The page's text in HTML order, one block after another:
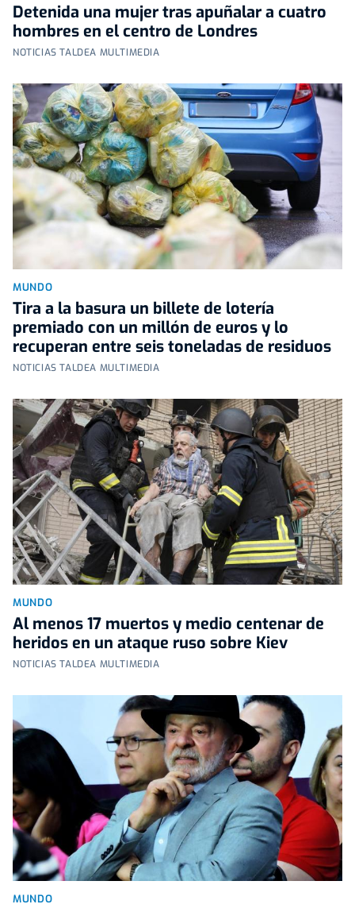
Detenida una mujer tras apuñalar a cuatro
hombres en el centro de Londres
NOTICIAS TALDEA MULTIMEDIA
MUNDO
Tira a la basura un billete de lotería
premiado con un millón de euros y lo
recuperan entre seis toneladas de residuos
NOTICIAS TALDEA MULTIMEDIA
MUNDO
Al menos 17 muertos y medio centenar de
heridos en un ataque ruso sobre Kiev
NOTICIAS TALDEA MULTIMEDIA
MUNDO